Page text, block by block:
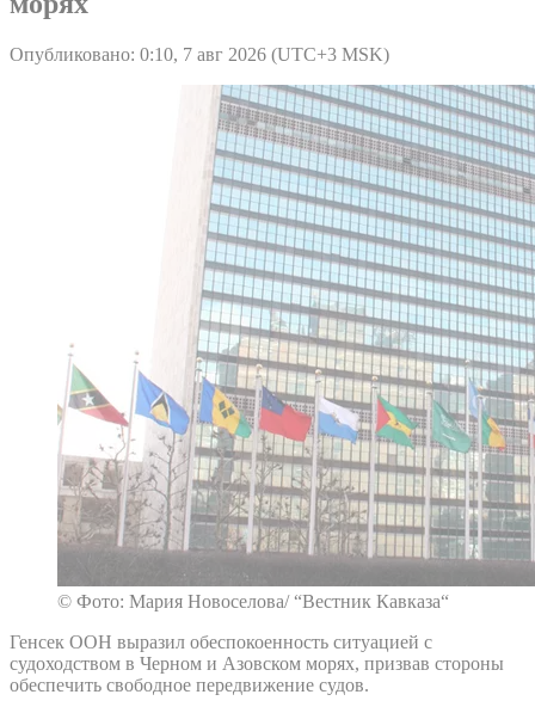
Опубликовано: 0:10, 7 авг 2026 (UTC+3 MSK)
© Фото: Мария Новоселова/ “Вестник Кавказа“
Генсек ООН выразил обеспокоенность ситуацией с
судоходством в Черном и Азовском морях, призвав стороны
обеспечить свободное передвижение судов.